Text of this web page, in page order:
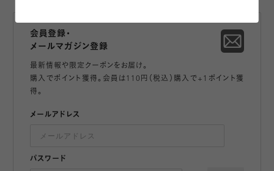
会員登録・
メールマガジン登録
最新情報や限定クーポンをお届け。
購入でポイント獲得。会員は110円（税込）購入で+1ポイント獲
得。
メールアドレス
パスワード